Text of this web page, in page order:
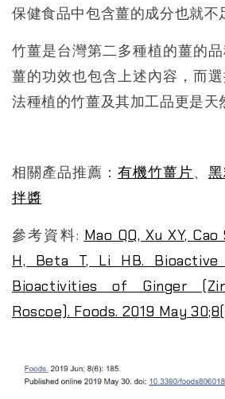
保健食品中包含薑的成分也就不
竹薑是台灣第二多種植的薑的
薑的功效也包含上述內容，而
法種植的竹薑及其加工品更是天
相關產品推薦：有機竹薑片、
拌醬
參考資料: Mao QQ, Xu XY, Cao
H, Beta T, Li HB. Bioactive
Bioactivities of Ginger
Roscoe). Foods. 2019 May